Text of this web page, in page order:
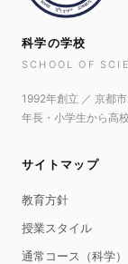
科学の学校
SCHOOL OF
1992年創立 ／ 京都
年長・小学生から高
サイトマップ
教育方針
授業スタイル
通常コース（科学）